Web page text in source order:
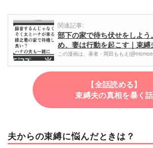
関連記事:
部下の家で待ち伏せをしよ
め、妻は行動を起こす｜束
この漫画は、著者・岡田ももえ
【全話読める】
束縛夫の真相を暴く話
夫からの束縛に悩んだときは？